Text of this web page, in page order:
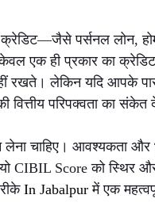
पर्सनल लोन,
एक ही प्रकार का
रखते। लेकिन यदि आपके
परिपक्वता का संकेत
चाहिए। आवश्यकता और
CIBIL Score को स्थिर
In Jabalpur में एक